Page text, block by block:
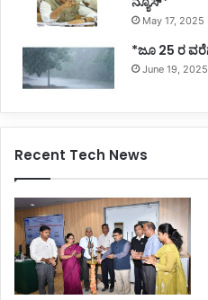
May 17, 2025
*ಜೂ 25 ರ
June 19, 2025
Recent Tech News